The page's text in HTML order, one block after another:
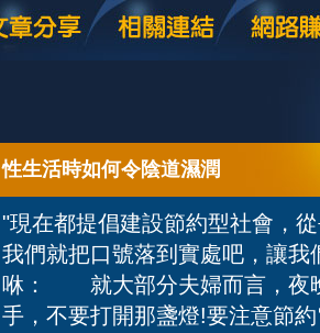
性生活時如何令陰道濕潤
"現在都提倡建設節約型社會，
我們就把口號落到實處吧，讓
咻： 就大部分夫婦而言，夜
手，不要打開那盞燈!要注意節